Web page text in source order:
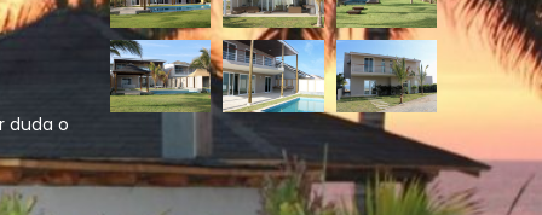
duda o